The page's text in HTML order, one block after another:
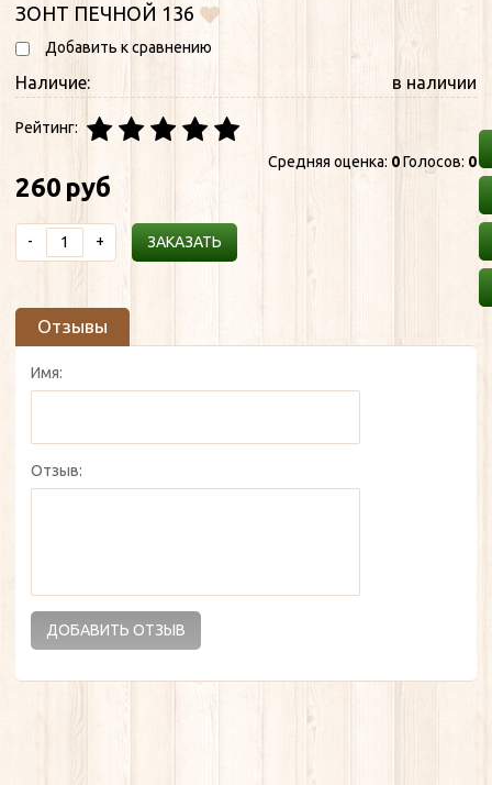
ЗОНТ ПЕЧНОЙ 136
Добавить к сравнению
Наличие: в наличии
Рейтинг:
Средняя оценка: 0Голосов: 0
260 руб
- + ЗАКАЗАТЬ
Отзывы
Имя:
Отзыв: